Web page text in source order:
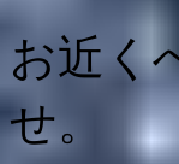
お近く
せ。